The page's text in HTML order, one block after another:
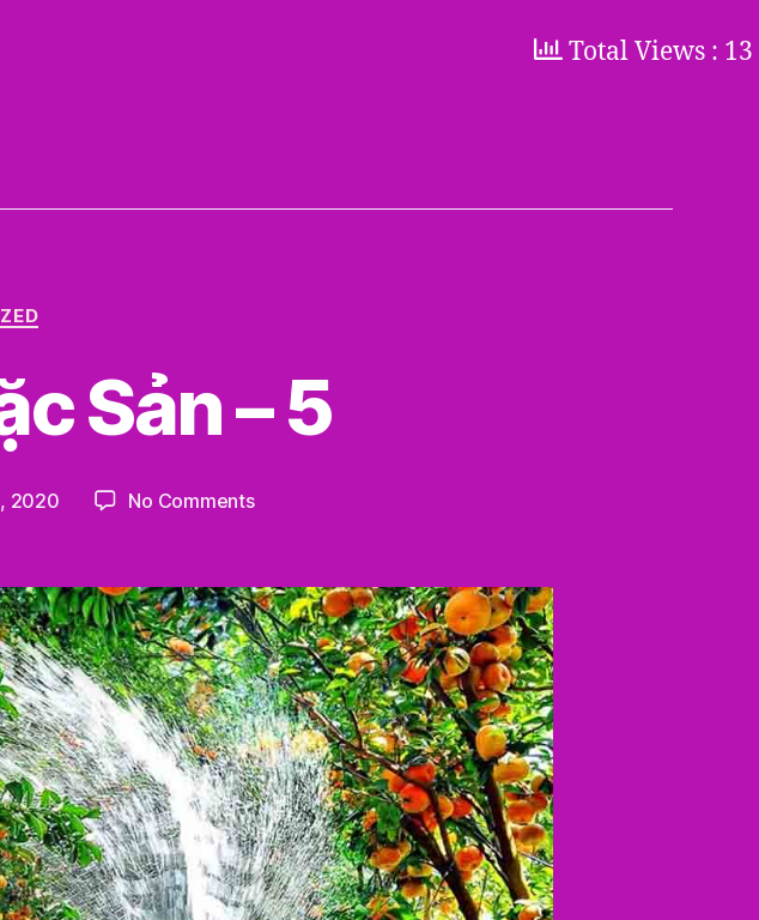
Total Views : 13
Sản – 5
2020 No Commentson
–
Đặc
Sản
–
5